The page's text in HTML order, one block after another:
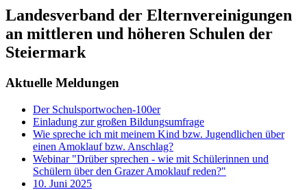
Landesverband der Elternvereinigungen
an mittleren und höheren Schulen der
Steiermark
Aktuelle Meldungen
Der Schulsportwochen-100er
Einladung zur großen Bildungsumfrage
Wie spreche ich mit meinem Kind bzw. Jugendlichen über
einen Amoklauf bzw. Anschlag?
Webinar "Drüber sprechen - wie mit Schülerinnen und
Schülern über den Grazer Amoklauf reden?"
10. Juni 2025